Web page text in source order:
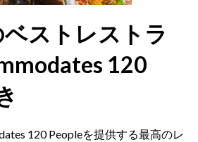
ストレストラ
120
120 Peopleを提供する最高のレ